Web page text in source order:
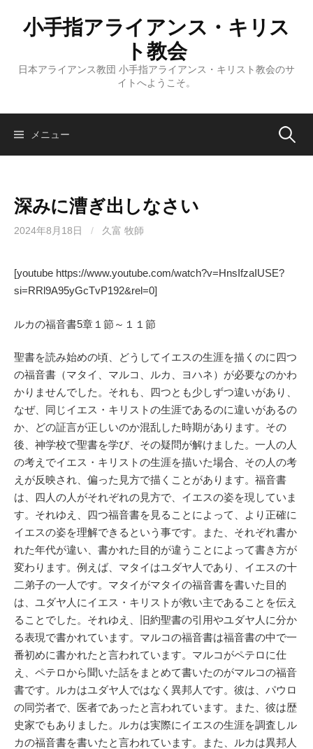
ス
小手指アライアンス・キリス
ト教会
日本アライアンス教団 小手指アライアンス・キリスト教会のサ
イトへようこそ。
メニュー 検
深みに漕ぎ出しなさい
2024年8月18日 / 久富 牧師
[youtube https://www.youtube.com/watch?v=HnsIfzaIUSE?
si=RRl9A95yGcTvP192&rel=0]
ルカの福音書5章１節～１１節
聖書を読み始めの頃、どうしてイエスの生涯を描くのに四つ
の福音書（マタイ、マルコ、ルカ、ヨハネ）が必要なのかわ
かりませんでした。それも、四つとも少しずつ違いがあり、
なぜ、同じイエス・キリストの生涯であるのに違いがあるの
か、どの証言が正しいのか混乱した時期があります。その
後、神学校で聖書を学び、その疑問が解けました。一人の人
の考えでイエス・キリストの生涯を描いた場合、その人の考
えが反映され、偏った見方で描くことがあります。福音書
は、四人の人がそれぞれの見方で、イエスの姿を現していま
す。それゆえ、四つ福音書を見ることによって、より正確に
イエスの姿を理解できるという事です。また、それぞれ書か
れた年代が違い、書かれた目的が違うことによって書き方が
変わります。例えば、マタイはユダヤ人であり、イエスの十
二弟子の一人です。マタイがマタイの福音書を書いた目的
は、ユダヤ人にイエス・キリストが救い主であることを伝え
ることでした。それゆえ、旧約聖書の引用やユダヤ人に分か
る表現で書かれています。マルコの福音書は福音書の中で一
番初めに書かれたと言われています。マルコがペテロに仕
え、ペテロから聞いた話をまとめて書いたのがマルコの福音
書です。ルカはユダヤ人ではなく異邦人です。彼は、パウロ
の同労者で、医者であったと言われています。また、彼は歴
史家でもありました。ルカは実際にイエスの生涯を調査しル
カの福音書を書いたと言われています。また、ルカは異邦人